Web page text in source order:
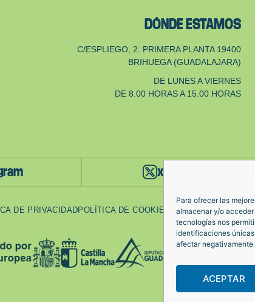
Para ofrecer las
almacenar y/o
tecnologías nos
identificaciones
afectar
ACEPTAR
DÓNDE ESTAMOS
C/ESPLIEGO, 2. PRIMERA PLANTA 19400
BRIHUEGA (GUADALAJARA)
DE LUNES A VIERNES
DE 8.00 HORAS A 15.00 HORAS
x - twitter
DE PRIVACIDADPOLÍTICA DE COOKIES